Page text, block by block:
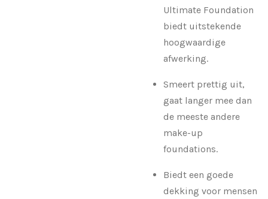
Ultimate Foundation
biedt uitstekende
hoogwaardige
afwerking.
Smeert prettig uit,
gaat langer mee dan
de meeste andere
make-up
foundations.
Biedt een goede
dekking voor mensen